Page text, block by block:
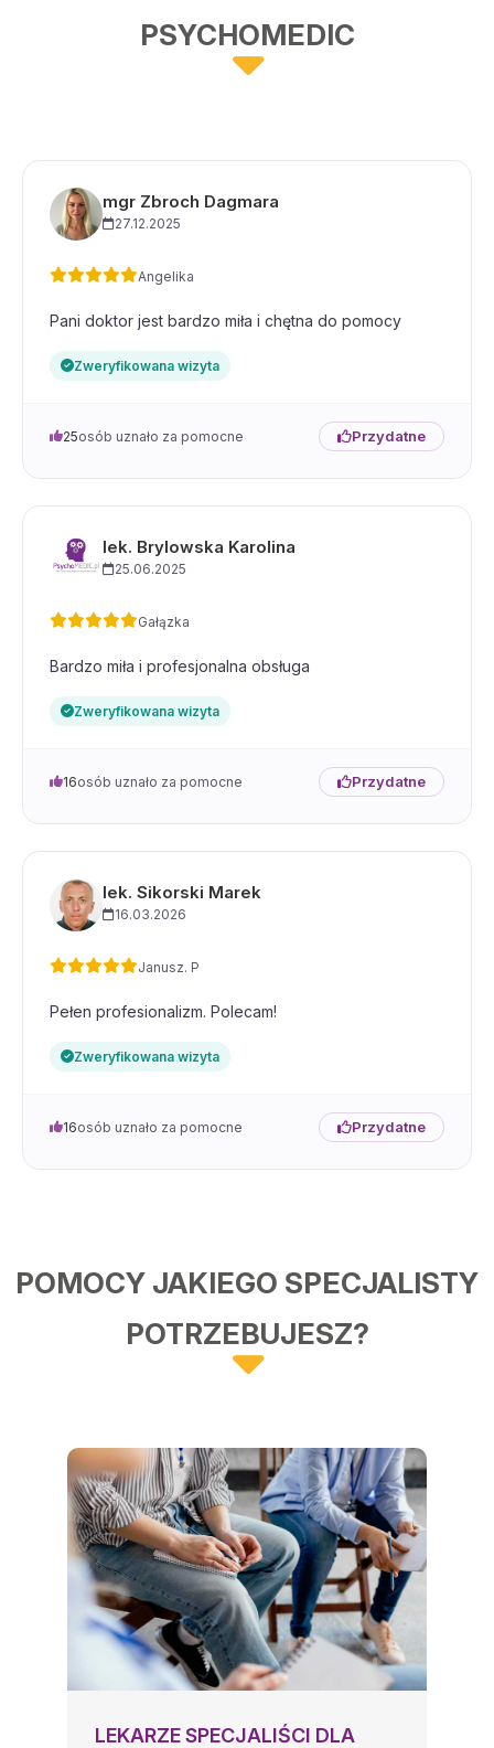
PSYCHOMEDIC
mgr Zbroch Dagmara
27.12.2025
Angelika
Pani doktor jest bardzo miła i chętna do pomocy
Zweryfikowana wizyta
25osób uznało za pomocne Przydatne
lek. Brylowska Karolina
25.06.2025
Gałązka
Bardzo miła i profesjonalna obsługa
Zweryfikowana wizyta
16osób uznało za pomocne Przydatne
lek. Sikorski Marek
16.03.2026
Janusz. P
Pełen profesionalizm. Polecam!
Zweryfikowana wizyta
16osób uznało za pomocne Przydatne
POMOCY JAKIEGO SPECJALISTY
POTRZEBUJESZ?
LEKARZE SPECJALIŚCI DLA